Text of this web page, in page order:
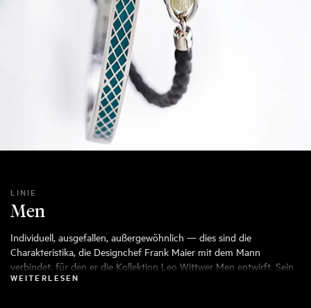
LINIE
Men
Individuell, ausgefallen, außergewöhnlich — dies sind die
Charakteristika, die Designchef Frank Maier mit dem Mann
verbindet, für den er die Kollektion Leo Wittwer Men entwirft. Sein
wichtigstes Anliegen: der Träger soll dieses besondere Gefühl
WEITERLESEN